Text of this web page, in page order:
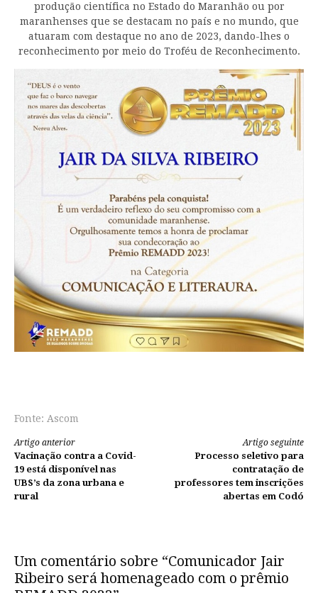
produção científica no Estado do Maranhão ou por
maranhenses que se destacam no país e no mundo, que
atuaram com destaque no ano de 2023, dando-lhes o
reconhecimento por meio do Troféu de Reconhecimento.
Fonte: Ascom
Continue
lendo
Artigo anterior
Vacinação contra a Covid-
19 está disponível nas
UBS’s da zona urbana e
rural
Artigo seguinte
Processo seletivo para
contratação de
professores tem inscrições
abertas em Codó
Um comentário sobre “Comunicador Jair
Ribeiro será homenageado com o prêmio